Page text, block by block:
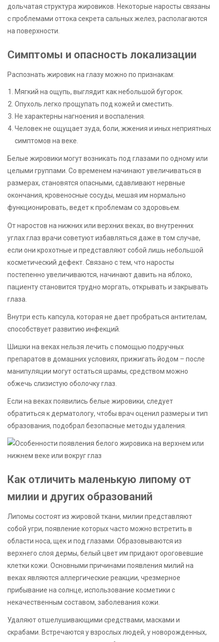
дольчатая структура жировиков. Некоторые наросты связаны
с проблемами оттока секрета сальных желез, располагаются
на поверхности.
Симптомы и опасность локализации
Распознать жировик на глазу можно по признакам:
Мягкий на ощупь, выглядит как небольшой бугорок.
Опухоль легко прощупать под кожей и сместить.
Не характерны нагноения и воспаления.
Человек не ощущает зуда, боли, жжения и иных неприятных
симптомов на веке.
Белые жировики могут возникать под глазами по одному или
целыми группами. Со временем начинают увеличиваться в
размерах, становятся опасными, сдавливают нервные
окончания, кровеносные сосуды, мешая им нормально
функционировать, ведет к проблемам со здоровьем.
От наростов на нижних или верхних веках, во внутренних
углах глаз врачи советуют избавляться даже в том случае,
если они крохотные и представляют собой лишь небольшой
косметический дефект. Связано с тем, что наросты
постепенно увеличиваются, начинают давить на яблоко,
пациенту становится трудно моргать, открывать и закрывать
глаза.
Внутри есть капсула, которая не дает пробраться антителам,
способствует развитию инфекций.
Шишки на веках нельзя лечить с помощью подручных
препаратов в домашних условиях, прижигать йодом – после
манипуляции могут остаться шрамы, средством можно
обжечь слизистую оболочку глаз.
Если на веках появились белые жировики, следует
обратиться к дерматологу, чтобы врач оценил размеры и тип
образования, подобрал безопасные методы удаления.
Как отличить маленькую липому от
милии и других образований
Липомы состоят из жировой ткани, милии представляют
собой угри, появление которых часто можно встретить в
области носа, щек и под глазами. Образовываются из
верхнего слоя дермы, белый цвет им придают ороговевшие
клетки кожи. Основными причинами появления милий на
веках являются аллергические реакции, чрезмерное
прибывание на солнце, использование косметики с
некачественным составом, заболевания кожи.
Удаляют отшелушивающими средствами, масками и
скрабами. Встречаются у взрослых людей, у новорожденных,